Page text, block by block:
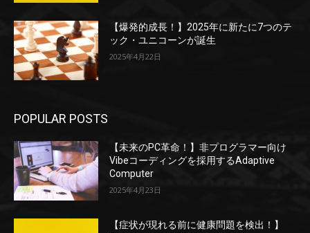
【爆発的成長！】2025年に新たに7つのテ
ック・ユニコーンが誕生
2025年4月22日
POPULAR POSTS
【未来のPC革命！】非プログラマー向け
Vibeコーディングを採用するAdaptive
Computer
2025年4月23日
【症状が現れる前に健康問題を検出！】